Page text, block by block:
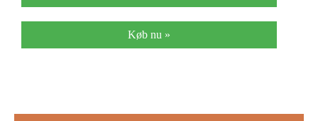
Køb nu »